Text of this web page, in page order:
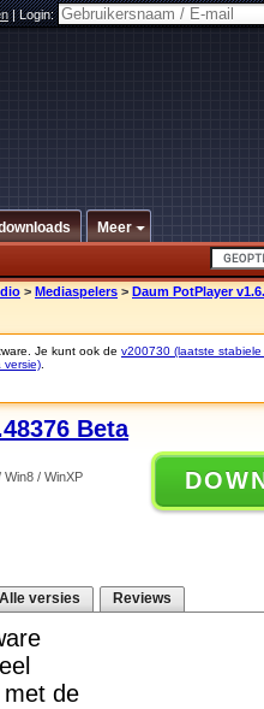
|Login:
Meer
> Mediaspelers > Daum PotPlayer
Je kunt ook de v200730 (laatste stabiele
versie)
Beta
Win8 / WinXP
Alle versies Reviews
de